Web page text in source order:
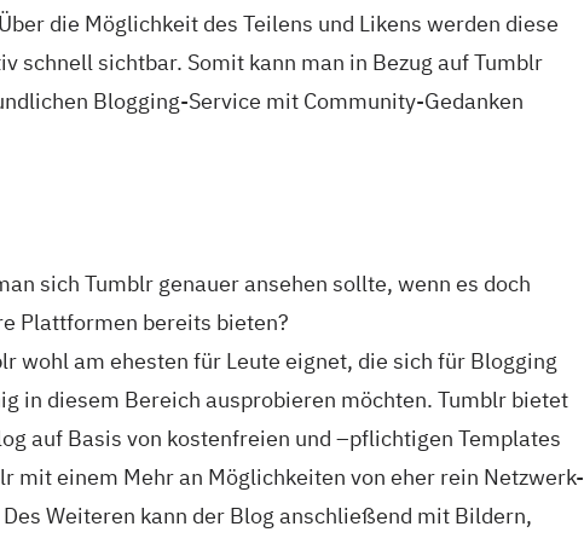
die Möglichkeit des Teilens und Likens werden diese
schnell sichtbar. Somit kann man in Bezug auf Tumblr
Blogging-Service mit Community-Gedanken
sich Tumblr genauer ansehen sollte, wenn es doch
Plattformen bereits bieten?
wohl am ehesten für Leute eignet, die sich für Blogging
in diesem Bereich ausprobieren möchten. Tumblr bietet
auf Basis von kostenfreien und –pflichtigen Templates
mit einem Mehr an Möglichkeiten von eher rein Netzwerk-
Weiteren kann der Blog anschließend mit Bildern,